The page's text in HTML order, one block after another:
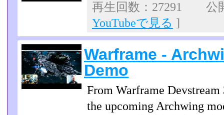
再生回数：27291
YouTubeで見る ]
Warframe -
Demo
From Warframe
the upcoming Archwing